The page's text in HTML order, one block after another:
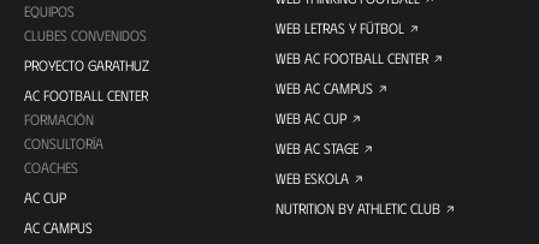
EQUIPOS
CLUBES CONVENIDOS
PROYECTO GARATHUZ
AC FOOTBALL CENTER
FORMACIÓN
CONSULTORÍA
COACHES
AC CUP
AC CAMPUS
WEB LETRAS Y FÚTBOL
WEB AC FOOTBALL CENTER
WEB AC CAMPUS
WEB AC CUP
WEB AC STAGE
WEB ESKOLA
NUTRITION BY ATHLETIC CLUB